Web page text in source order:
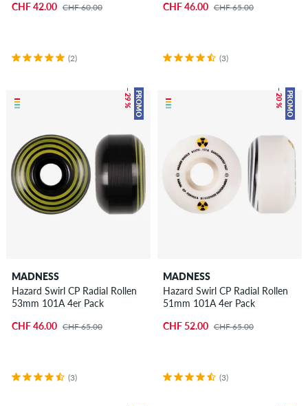
CHF 42.00 CHF 60.00
(2)
CHF 46.00 CHF 65.00
(3)
PROMO
– 29 %
MADNESS
Hazard Swirl CP Radial Rollen
53mm 101A 4er Pack
CHF 46.00 CHF 65.00
(3)
PROMO
– 20 %
MADNESS
Hazard Swirl CP Radial Rollen
51mm 101A 4er Pack
CHF 52.00 CHF 65.00
(3)